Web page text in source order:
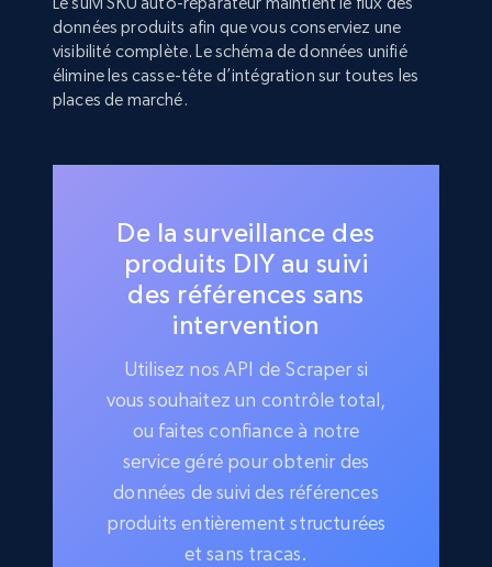
données produits afin que vous conserviez une
visibilité complète. Le schéma de données unifié
élimine les casse-tête d’intégration sur toutes les
places de marché.
De la surveillance des
produits DIY au suivi
des références sans
intervention
Utilisez nos API de Scraper si
vous souhaitez un contrôle total,
ou faites confiance à notre
service géré pour obtenir des
données de suivi des références
produits entièrement structurées
et sans tracas.